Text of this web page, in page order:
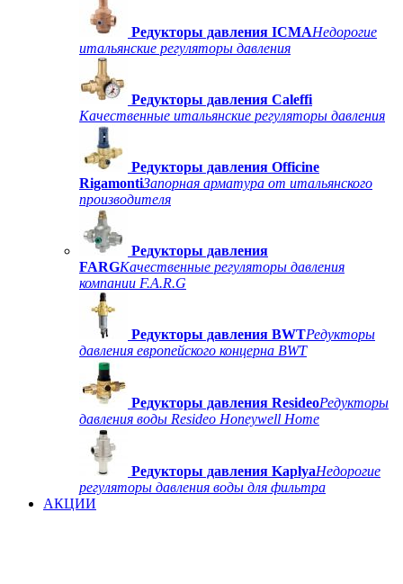
Редукторы давления ICMAНедорогие
итальянские регуляторы давления
Редукторы давления Caleffi
Качественные итальянские регуляторы давления
Редукторы давления Officine
RigamontiЗапорная арматура от итальянского
производителя
Редукторы давления
FARGКачественные регуляторы давления
компании F.A.R.G
Редукторы давления BWTРедукторы
давления европейского концерна BWT
Редукторы давления ResideoРедукторы
давления воды Resideo Honeywell Home
Редукторы давления KaplyaНедорогие
регуляторы давления воды для фильтра
АКЦИИ